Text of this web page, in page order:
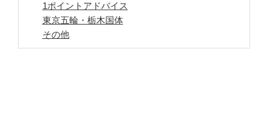
1ポイントアドバイス
東京五輪・栃木国体
その他